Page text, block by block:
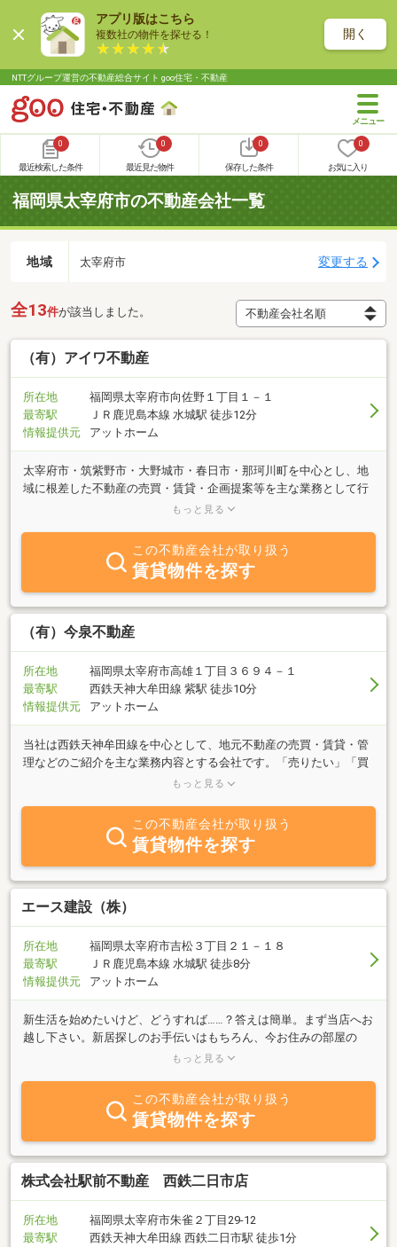
アプリ版はこちら
複数社の物件を探せる！ 開く
NTTグループ運営の不動産総合サイト goo住宅・不動産
0
最近検索した条件
0
最近見た物件
0
保存した条件
0
お気に入り
福岡県太宰府市の不動産会社一覧
地域 太宰府市 変更する
全13件が該当しました。
（有）アイワ不動産
所在地
福岡県太宰府市向佐野１丁目１－１
最寄駅
ＪＲ鹿児島本線 水城駅 徒歩12分
情報提供元
アットホーム
太宰府市・筑紫野市・大野城市・春日市・那珂川町を中心とし、地
域に根差した不動産の売買・賃貸・企画提案等を主な業務として行
っております。宅地建物取引士はもちろん、ファイナンシャルプラ
たいと思っております！不動産に関する事なら、お気軽ご相談下さ
もっと見る
この不動産会社が取り扱う
賃貸物件を探す
（有）今泉不動産
所在地
福岡県太宰府市高雄１丁目３６９４－１
最寄駅
西鉄天神大牟田線 紫駅 徒歩10分
情報提供元
アットホーム
当社は西鉄天神牟田線を中心として、地元不動産の売買・賃貸・管
理などのご紹介を主な業務内容とする会社です。「売りたい」「買
いたい」「借りたい」「貸したい」ご希望の方、不動産に関する質
ご希望に併せたスピーディな対応を心掛けております。特に筑紫野
市・大宰府市・大野城市・春日市エリアはぜひ、当社へご相談くだ
もっと見る
この不動産会社が取り扱う
賃貸物件を探す
エース建設（株）
所在地
福岡県太宰府市吉松３丁目２１－１８
最寄駅
ＪＲ鹿児島本線 水城駅 徒歩8分
情報提供元
アットホーム
新生活を始めたいけど、どうすれば……？答えは簡単。まず当店へお
越し下さい。新居探しのお手伝いはもちろん、今お住みの部屋の
事、お引越しの事等、親身になってご相談をお受けします。年中無
もっと見る
この不動産会社が取り扱う
賃貸物件を探す
株式会社駅前不動産 西鉄二日市店
所在地
福岡県太宰府市朱雀２丁目29-12
最寄駅
西鉄天神大牟田線 西鉄二日市駅 徒歩1分